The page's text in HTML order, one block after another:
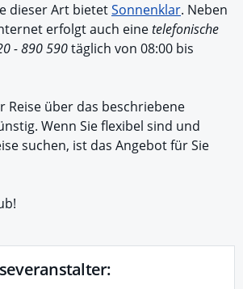
dieser Art bietetSonnenklar. Neben
erfolgt auch einetelefonische
- 890 590täglich von 08:00 bis
Reise über das beschriebene
Wenn Sie flexibel sind und
suchen, ist das Angebot für Sie